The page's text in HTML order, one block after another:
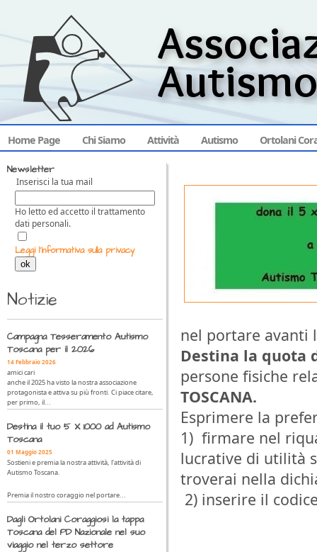
Home Page Chi Siamo Attività Autismo Ortolani
nel portare avanti
Destina la quota
persone fisiche
TOSCANA.
Esprimere la
1) firmare nel
lucrative di utilità
troverai nella
2) inserire il
Newsletter
Inserisci la tua mail
Ho letto ed accetto il trattamento
dati personali.
Leggi l'informativa sulla privacy
ok
Notizie
Campagna Tesseramento Autismo
Toscana per il 2026
14 Febbraio 2026
amici cari
anche il 2025 ha visto la nostra associazione
protagonista e attiva su più fronti. Ci piace citare,
per primo, il...
Destina il tuo 5 X 1000 ad Autismo
Toscana
01 Maggio 2025
Sostieni e premia la nostra attività, l'attività di
Autismo Toscana.
Premia il nostro coraggio nel portare...
Dagli Ortolani Coraggiosi la tappa
Toscana del PD Nazionale nel suo
viaggio nel terzo settore